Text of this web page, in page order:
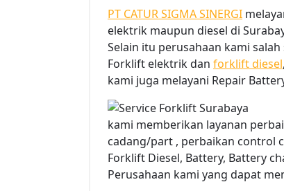
PT CATUR SIGMA SINERGI
elektrik maupun diesel di
Selain itu perusahaan kami
Forklift elektrik dan forklift diesel,
kami juga melayani Repair
kami memberikan layanan
cadang/part , perbaikan control
Forklift Diesel, Battery, Battery
Perusahaan kami yang dapat